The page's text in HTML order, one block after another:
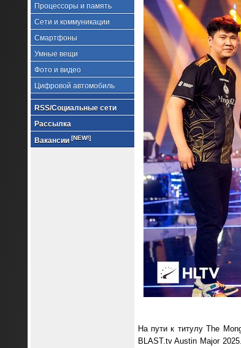
Процессоры и память
Сети и коммуникации
Смартфоны
Умные вещи
Фото и видео
Цифровой автомобиль
RSS/Социальные сети
Рассылка
Вакансии [NEW!]
На пути к титулу The
BLAST.tv Austin Major